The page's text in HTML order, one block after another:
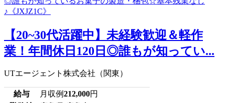
【20~30代活躍中】未経験歓迎＆軽作
業！年間休日120日◎誰もが知ってい...
UTエージェント株式会社（関東）
給与 月収例212,000円